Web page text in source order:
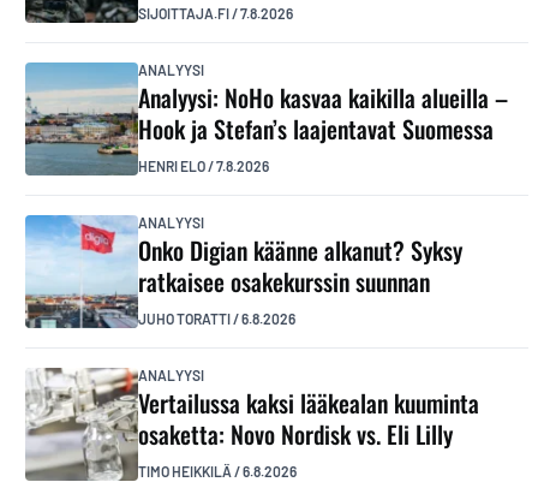
SIJOITTAJA.FI/7.8.2026
ANALYYSI
Analyysi: NoHo kasvaa kaikilla alueilla –
Hook ja Stefan’s laajentavat Suomessa
HENRI ELO/7.8.2026
ANALYYSI
Onko Digian käänne alkanut? Syksy
ratkaisee osakekurssin suunnan
JUHO TORATTI/6.8.2026
ANALYYSI
Vertailussa kaksi lääkealan kuuminta
osaketta: Novo Nordisk vs. Eli Lilly
TIMO HEIKKILÄ /6.8.2026